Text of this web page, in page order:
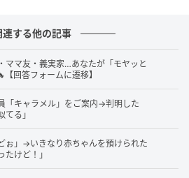
連する他の記事
ママ友・義実家…あなたが「モヤッと
回答フォームに遷移】
「キャラメル」をご案内→判明した
てる」
ぉ」→いきなり赤ちゃんを預けられた
けど！」